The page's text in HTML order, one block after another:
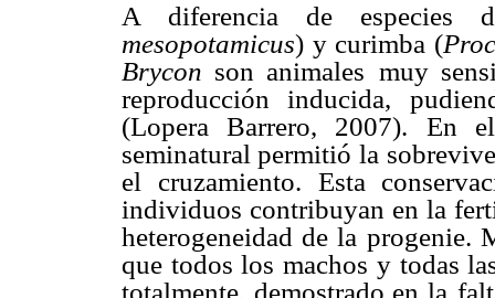
A diferencia de especies
mesopotamicus) y curimba (
Brycon son animales muy
reproducción inducida,
(Lopera Barrero, 2007). En
seminatural permitió la
el cruzamiento. Esta
individuos contribuyan en la
heterogeneidad de la progenie.
que todos los machos y todas